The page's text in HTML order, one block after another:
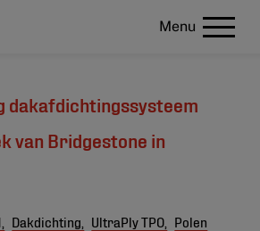
Menu
dakafdichtingssysteem
van Bridgestone in
Dakdichting, UltraPly TPO, Polen